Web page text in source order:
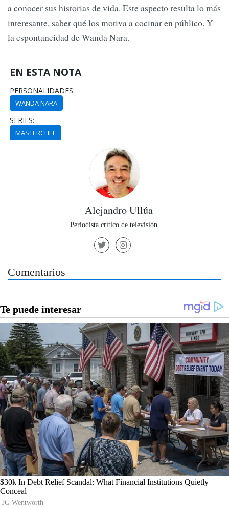
a conocer sus historias de vida. Este aspecto resulta lo más
interesante, saber qué los motiva a cocinar en público. Y
la espontaneidad de Wanda Nara.
EN ESTA NOTA
PERSONALIDADES:
WANDA NARA
SERIES:
MASTERCHEF
Alejandro Ullúa
Periodista crítico de televisión.
Comentarios